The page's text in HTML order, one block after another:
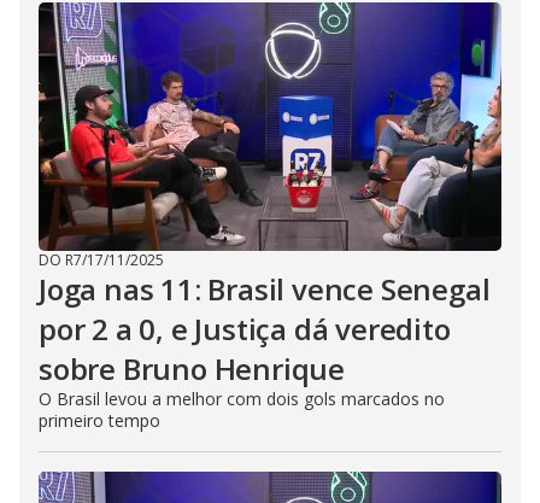
DO R7/17/11/2025
Joga nas 11: Brasil vence Senegal
por 2 a 0, e Justiça dá veredito
sobre Bruno Henrique
O Brasil levou a melhor com dois gols marcados no
primeiro tempo